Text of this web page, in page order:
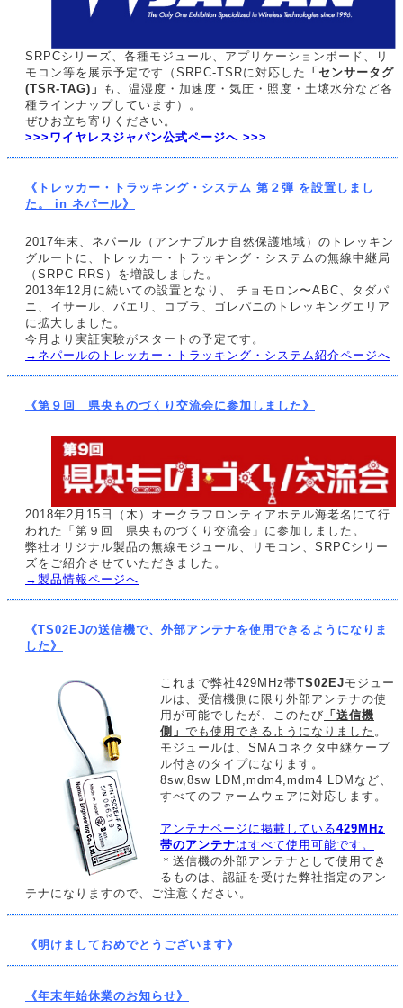
SRPCシリーズ、各種モジュール、アプリケーションボード、リ
モコン等を展示予定です（SRPC-TSRに対応した 「センサータグ
(TSR-TAG)」
も、温湿度・加速度・気圧・照度・土壌水分など各
種ラインナップしています）。
ぜひお立ち寄りください。
>>>ワイヤレスジャパン公式ページへ >>>
《トレッカー・トラッキング・システム 第２弾 を設置しまし
た。 in ネパール》
2017年末、ネパール（アンナプルナ自然保護地域）のトレッキン
グルートに、トレッカー・トラッキング・システムの無線中継局
（SRPC-RRS）を増設しました。
2013年12月に続いての設置となり、 チョモロン〜ABC、タダパ
ニ、イサール、バエリ、コプラ、ゴレパニのトレッキングエリア
に拡大しました。
今月より実証実験がスタートの予定です。
→ネパールのトレッカー・トラッキング・システム紹介ページへ
《第９回 県央ものづくり交流会に参加しました》
2018年2月15日（木）オークラフロンティアホテル海老名にて行
われた「第９回 県央ものづくり交流会」に参加しました。
弊社オリジナル製品の無線モジュール、リモコン、SRPCシリー
ズをご紹介させていただきました。
→製品情報ページへ
《TS02EJの送信機で、外部アンテナを使用できるようになりま
した》
これまで弊社429MHz帯TS02EJモジュー
ルは、受信機側に限り外部アンテナの使
用が可能でしたが、このたび 「送信機
側」 でも使用できるようになりました 。
モジュールは、SMAコネクタ中継ケーブ
ル付きのタイプになります。
8sw,8sw LDM,mdm4,mdm4 LDMなど、
すべてのファームウェアに対応します。
アンテナページに掲載している429MHz
帯のアンテナはすべて使用可能です。
＊送信機の外部アンテナとして使用でき
るものは、認証を受けた弊社指定のアン
テナになりますので、ご注意ください。
《明けましておめでとうございます》
《年末年始休業のお知らせ》